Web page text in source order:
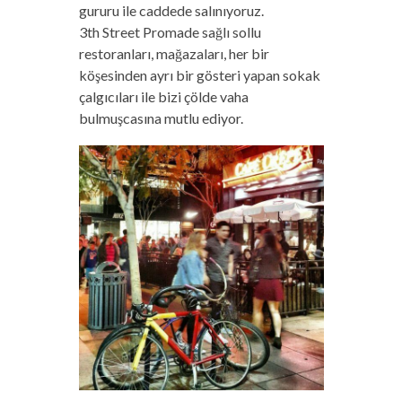
gururu ile caddede salınıyoruz.
3th Street Promade sağlı sollu
restoranları, mağazaları, her bir
köşesinden ayrı bir gösteri yapan sokak
çalgıcıları ile bizi çölde vaha
bulmuşcasına mutlu ediyor.